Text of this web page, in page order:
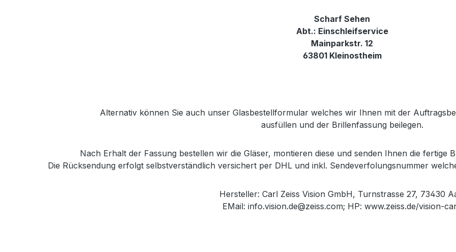
Scharf Sehen
Abt.: Einschleifservice
Mainparkstr. 12
63801 Kleinostheim
Alternativ können Sie auch unser Glasbestellformular welches wir Ihnen mit der
ausfüllen und der Brillenfassung beilegen.
Nach Erhalt der Fassung bestellen wir die Gläser, montieren diese und senden Ihnen die fertige
Die Rücksendung erfolgt selbstverständlich versichert per DHL und inkl. Sendeverfolungsnummer
Hersteller: Carl Zeiss Vision GmbH, Turnstrasse 27, 73430
EMail: info.vision.de@zeiss.com; HP: www.zeiss.de/vision-